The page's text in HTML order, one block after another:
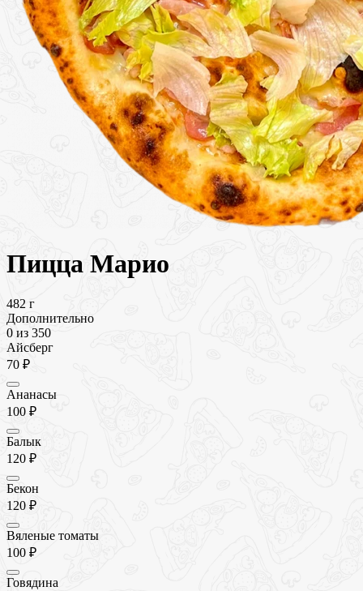
Пицца Марио
482 г
Дополнительно
0 из 350
Айсберг
70 ₽
Ананасы
100 ₽
Балык
120 ₽
Бекон
120 ₽
Вяленые томаты
100 ₽
Говядина